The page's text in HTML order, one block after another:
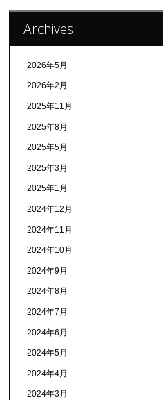
Archives
2026年5月
2026年2月
2025年11月
2025年8月
2025年5月
2025年3月
2025年1月
2024年12月
2024年11月
2024年10月
2024年9月
2024年8月
2024年7月
2024年6月
2024年5月
2024年4月
2024年3月